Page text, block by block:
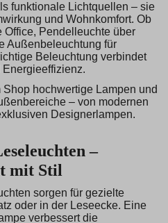
funktionale Lichtquellen – sie
und Wohnkomfort. Ob
Office, Pendelleuchte über
Außenbeleuchtung für
Beleuchtung verbindet
hochwertige Lampen und
– von modernen
Designerlampen.
–
mit Stil
sorgen für gezielte
oder in der Leseecke. Eine
verbessert die